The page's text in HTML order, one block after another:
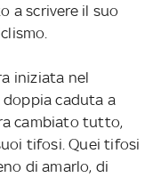
a scrivere il suo
iniziata nel
doppia caduta a
cambiato tutto,
tifosi. Quei tifosi
di amarlo, di